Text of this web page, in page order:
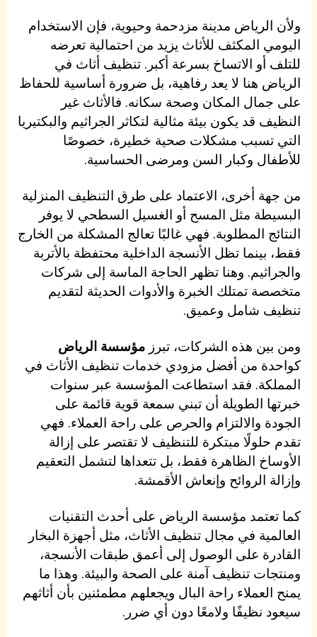
ولأن الرياض مدينة مزدحمة وحيوية، فإن الاستخدام
اليومي المكثف للأثاث يزيد من احتمالية تعرضه
للتلف أو الاتساخ بسرعة أكبر. تنظيف أثاث في
الرياض هنا لا يعد رفاهية، بل ضرورة أساسية للحفاظ
على جمال المكان وصحة سكانه. فالأثاث غير
النظيف قد يكون بيئة مثالية لتكاثر الجراثيم والبكتيريا
التي تسبب مشكلات صحية خطيرة، خصوصًا
للأطفال وكبار السن ومرضى الحساسية.
من جهة أخرى، الاعتماد على طرق التنظيف المنزلية
البسيطة مثل المسح أو الغسيل السطحي لا يوفر
النتائج المطلوبة. فهي غالبًا تعالج المشكلة من الخارج
فقط، بينما تظل الأنسجة الداخلية محتفظة بالأتربة
والجراثيم. وهنا تظهر الحاجة الماسة إلى شركات
متخصصة تمتلك الخبرة والأدوات الحديثة لتقديم
تنظيف شامل وعميق.
ومن بين هذه الشركات، تبرزمؤسسة الرياض
كواحدة من أفضل مزودي خدمات تنظيف الأثاث في
المملكة. فقد استطاعت المؤسسة عبر سنوات
خبرتها الطويلة أن تبني سمعة قوية قائمة على
الجودة والالتزام والحرص على راحة العملاء. فهي
تقدم حلولًا مبتكرة للتنظيف لا تقتصر على إزالة
الأوساخ الظاهرة فقط، بل تتعداها لتشمل التعقيم
وإزالة الروائح وإنعاش الأقمشة.
كما تعتمد مؤسسة الرياض على أحدث التقنيات
العالمية في مجال تنظيف الأثاث، مثل أجهزة البخار
القادرة على الوصول إلى أعمق طبقات الأنسجة،
ومنتجات تنظيف آمنة على الصحة والبيئة. وهذا ما
يمنح العملاء راحة البال ويجعلهم مطمئنين بأن أثاثهم
سيعود نظيفًا ولامعًا دون أي ضرر.